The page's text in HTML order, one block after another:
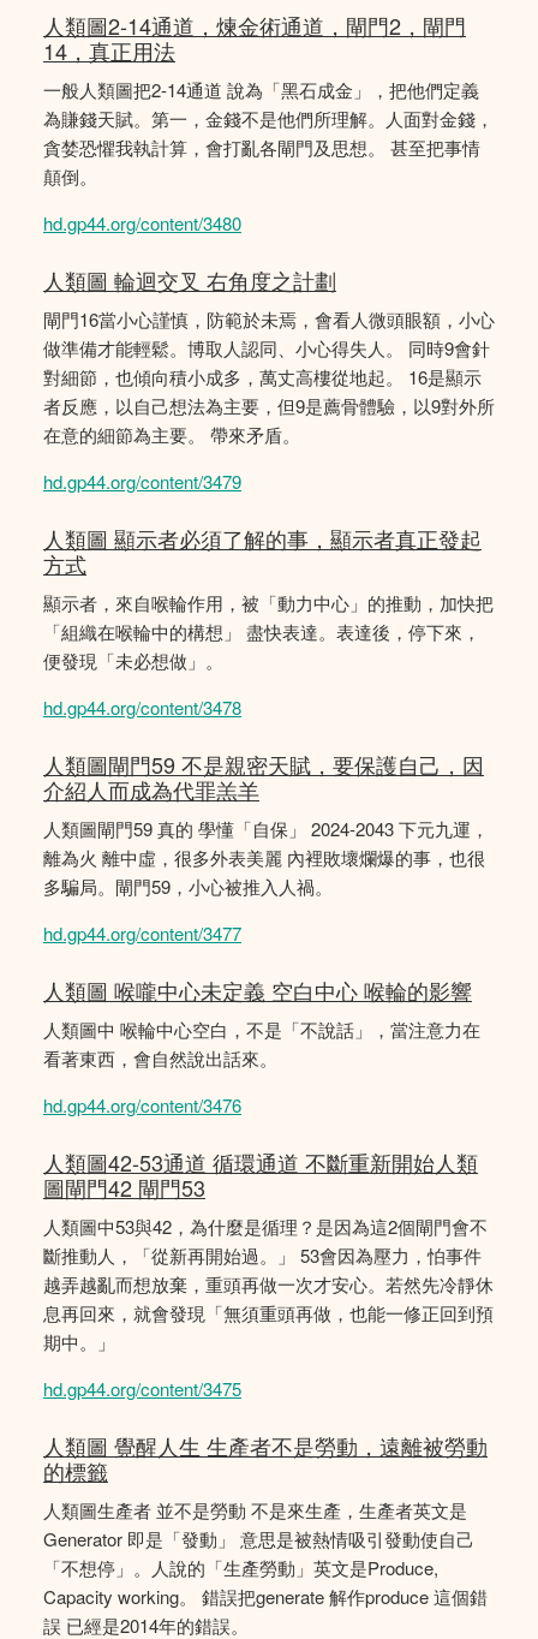
人類圖2-14通道，煉金術通道，閘門2，閘門
14，真正用法
一般人類圖把2-14通道 說為「黑石成金」，把他們定義
為賺錢天賦。第一，金錢不是他們所理解。人面對金錢，
貪婪恐懼我執計算，會打亂各閘門及思想。 甚至把事情
顛倒。
hd.gp44.org/content/3480
人類圖 輪迴交叉 右角度之計劃
閘門16當小心謹慎，防範於未焉，會看人微頭眼額，小心
做準備才能輕鬆。博取人認同、小心得失人。 同時9會針
對細節，也傾向積小成多，萬丈高樓從地起。 16是顯示
者反應，以自己想法為主要，但9是薦骨體驗，以9對外所
在意的細節為主要。 帶來矛盾。
hd.gp44.org/content/3479
人類圖 顯示者必須了解的事，顯示者真正發起
方式
顯示者，來自喉輪作用，被「動力中心」的推動，加快把
「組織在喉輪中的構想」 盡快表達。表達後，停下來，
便發現「未必想做」。
hd.gp44.org/content/3478
人類圖閘門59 不是親密天賦，要保護自己，因
介紹人而成為代罪羔羊
人類圖閘門59 真的 學懂「自保」 2024-2043 下元九運，
離為火 離中虛，很多外表美麗 內裡敗壞爛爆的事，也很
多騙局。閘門59，小心被推入人禍。
hd.gp44.org/content/3477
人類圖 喉嚨中心未定義 空白中心 喉輪的影響
人類圖中 喉輪中心空白，不是「不說話」，當注意力在
看著東西，會自然說出話來。
hd.gp44.org/content/3476
人類圖42-53通道 循環通道 不斷重新開始人類
圖閘門42 閘門53
人類圖中53與42，為什麼是循理？是因為這2個閘門會不
斷推動人，「從新再開始過。」 53會因為壓力，怕事件
越弄越亂而想放棄，重頭再做一次才安心。若然先冷靜休
息再回來，就會發現「無須重頭再做，也能一修正回到預
期中。」
hd.gp44.org/content/3475
人類圖 覺醒人生 生產者不是勞動，遠離被勞動
的標籤
人類圖生產者 並不是勞動 不是來生產，生產者英文是
Generator 即是「發動」 意思是被熱情吸引發動使自己
「不想停」。人說的「生產勞動」英文是Produce,
Capacity working。 錯誤把generate 解作produce 這個錯
誤 已經是2014年的錯誤。